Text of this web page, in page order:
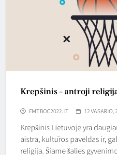
Krepšinis – antroji
EMTBOC2022.LT 12 VASARIO,
Krepšinis Lietuvoje yra
aistra, kultūros paveldas ir,
religija. Šiame šalies